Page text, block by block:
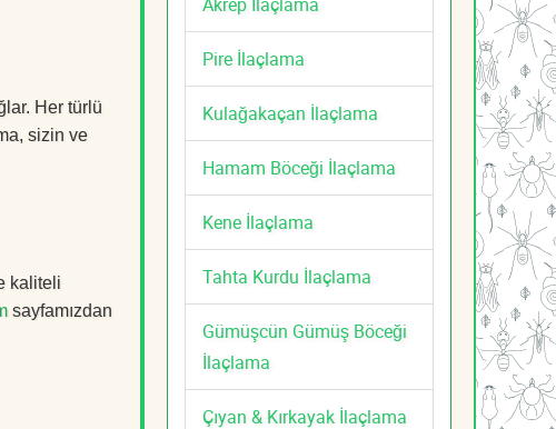
Her türlü
sizin ve
kaliteli
sayfamızdan
Pire İlaçlama
Kulağakaçan İlaçlama
Hamam Böceği İlaçlama
Kene İlaçlama
Tahta Kurdu İlaçlama
Gümüşcün Gümüş Böceği
İlaçlama
Çıyan & Kırkayak İlaçlama